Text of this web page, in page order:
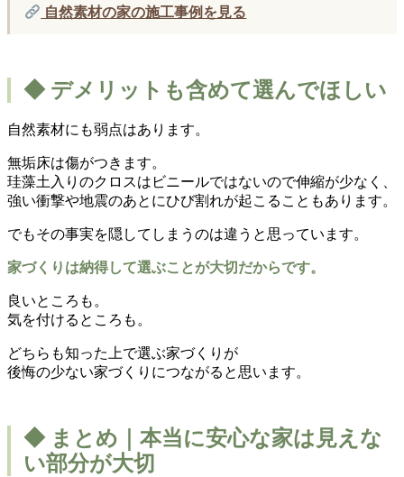
自然素材の家の施工事例を見る
◆ デメリットも含めて選んでほしい
自然素材にも弱点はあります。
無垢床は傷がつきます。
珪藻土入りのクロスはビニールではないので伸縮が少なく、
強い衝撃や地震のあとにひび割れが起こることもあります。
でもその事実を隠してしまうのは違うと思っています。
家づくりは納得して選ぶことが大切だからです。
良いところも。
気を付けるところも。
どちらも知った上で選ぶ家づくりが
後悔の少ない家づくりにつながると思います。
◆ まとめ｜本当に安心な家は見えな
い部分が大切